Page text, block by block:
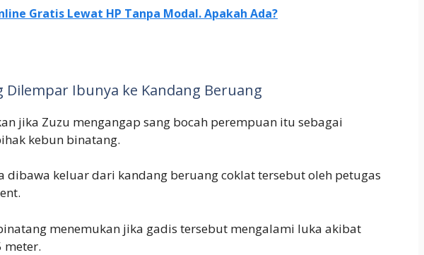
Gratis Lewat HP Tanpa Modal. Apakah Ada?
Dilempar Ibunya ke Kandang Beruang
jika Zuzu mengangap sang bocah perempuan itu sebagai
kebun binatang.
dibawa keluar dari kandang beruang coklat tersebut oleh petugas
menemukan jika gadis tersebut mengalami luka akibat
meter.